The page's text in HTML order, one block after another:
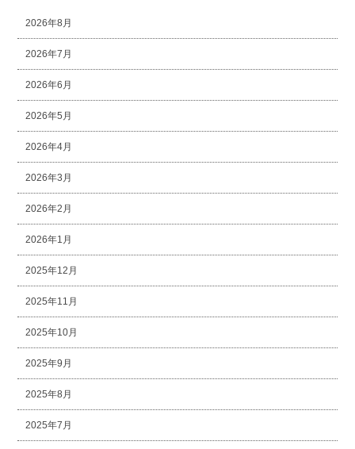
2026年8月
2026年7月
2026年6月
2026年5月
2026年4月
2026年3月
2026年2月
2026年1月
2025年12月
2025年11月
2025年10月
2025年9月
2025年8月
2025年7月